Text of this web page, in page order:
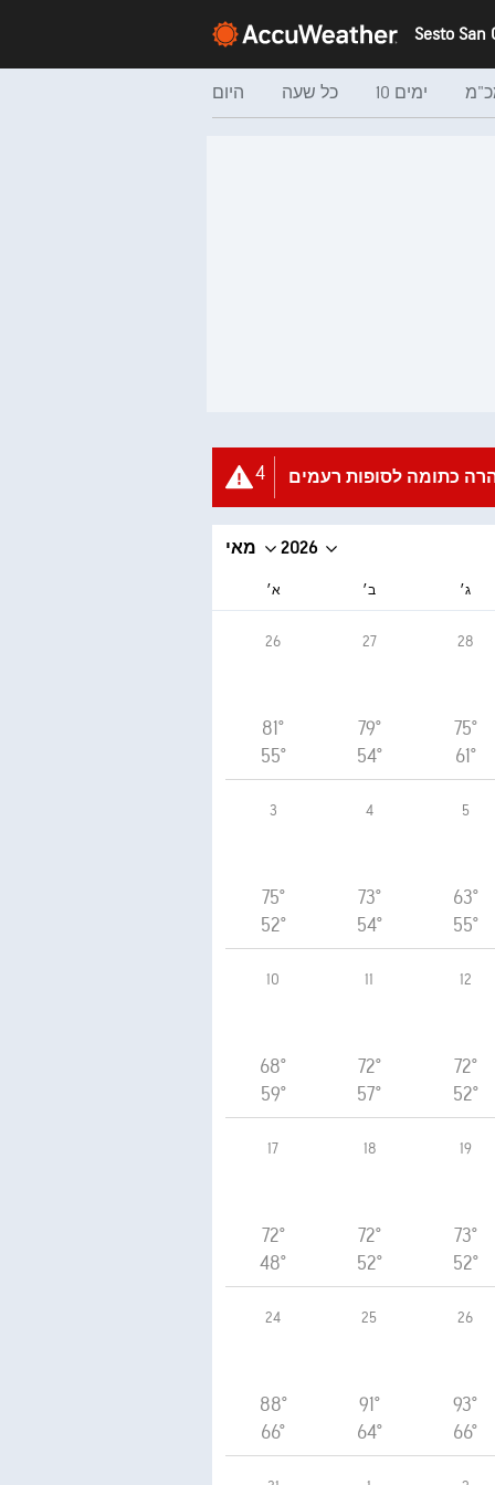
היום כל שעה 10 ימים
4 כתומה לסופות רעמים
מאי 2026
א׳ ב׳ ג׳
26
81°
55°
27
79°
54°
28
75°
61°
3
75°
52°
4
73°
54°
5
63°
55°
10
68°
59°
11
72°
57°
12
72°
52°
17
72°
48°
18
72°
52°
19
73°
52°
24
88°
66°
25
91°
64°
26
93°
66°